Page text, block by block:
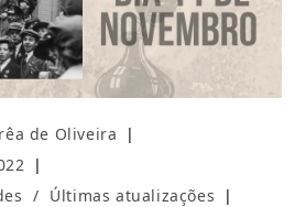
de Oliveira
/ Últimas atualizações